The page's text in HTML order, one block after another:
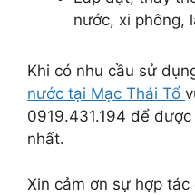
nước, xi phông,
Khi có nhu cầu sử
nước tại Mạc Thái Tổ
0919.431.194 để
nhất.
Xin cảm ơn sự hợp